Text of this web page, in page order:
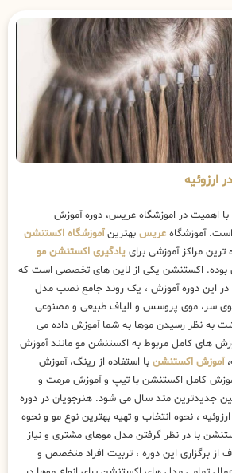
ارزوئیه
با اهمیت در اموزشگاه عریس، دوره آموزش
آموزشگاه عریس بهترینآموزشگاه اکستنشن
مراکز آموزشی برای یادگیری اکستنشن مو
بوده. اکستنشن یکی از لاین های تخصصی است که
در این دوره آموزش ، یک روند جامع نصب مدل
سر، موی پروسس و الیاف طبیعی و مصنوعی
به نظر رسیدن موها به شما آموزش داده می
های کامل مربوط به اکستنشن مو مانند آموزش
آموزش اکستنشن با استفاده از رینگ، آموزش
کامل اکستنشن با تیپ و آموزش مرمت و
جدیدترین متد سال می شود. هنرجویان در دوره
، نحوه انتخاب و تهیه بهترین نوع مو و نحوه
با در نظر گرفتن مدل موهای مشتری و نیاز
از برگزاری این دوره ، تربیت افراد متخصص و